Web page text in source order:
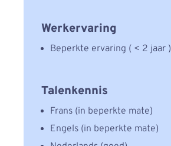
Werkervaring
Beperkte ervaring ( < 2 jaar )
Talenkennis
Frans (in beperkte mate)
Engels (in beperkte mate)